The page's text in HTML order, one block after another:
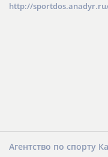
http://
Агентство по спорту